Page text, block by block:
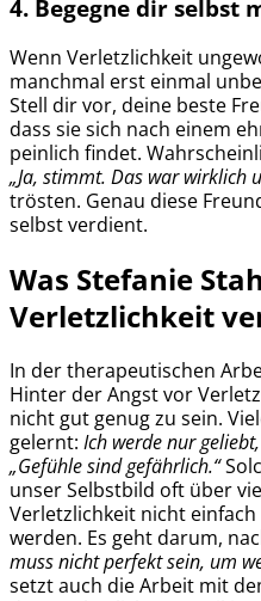
4. Begegne dir selbst
Wenn Verletzlichkeit
manchmal erst einmal
Stell dir vor, deine beste
dass sie sich nach einem
peinlich findet.
„Ja, stimmt. Das war wirklich
trösten. Genau diese
selbst verdient.
Was Stefanie
Verletzlichkeit
In der therapeutischen
Hinter der Angst vor
nicht gut genug zu sein.
gelernt: Ich werde nur
„Gefühle sind gefährlich.“
unser Selbstbild oft über
Verletzlichkeit nicht
werden. Es geht darum,
muss nicht perfekt sein, um
setzt auch die Arbeit mit